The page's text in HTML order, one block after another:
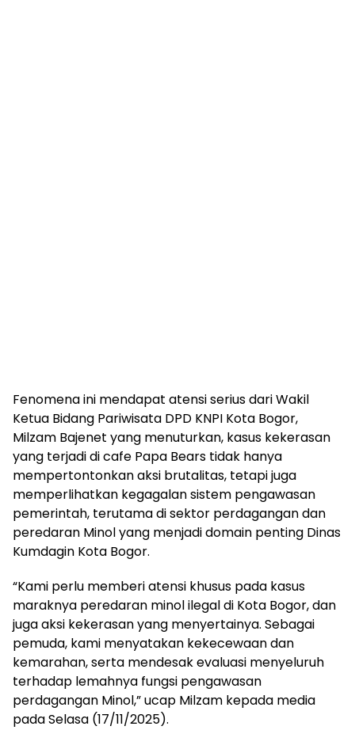
Fenomena ini mendapat atensi serius dari Wakil
Ketua Bidang Pariwisata DPD KNPI Kota Bogor,
Milzam Bajenet yang menuturkan, kasus kekerasan
yang terjadi di cafe Papa Bears tidak hanya
mempertontonkan aksi brutalitas, tetapi juga
memperlihatkan kegagalan sistem pengawasan
pemerintah, terutama di sektor perdagangan dan
peredaran Minol yang menjadi domain penting Dinas
Kumdagin Kota Bogor.
“Kami perlu memberi atensi khusus pada kasus
maraknya peredaran minol ilegal di Kota Bogor, dan
juga aksi kekerasan yang menyertainya. Sebagai
pemuda, kami menyatakan kekecewaan dan
kemarahan, serta mendesak evaluasi menyeluruh
terhadap lemahnya fungsi pengawasan
perdagangan Minol,” ucap Milzam kepada media
pada Selasa (17/11/2025).